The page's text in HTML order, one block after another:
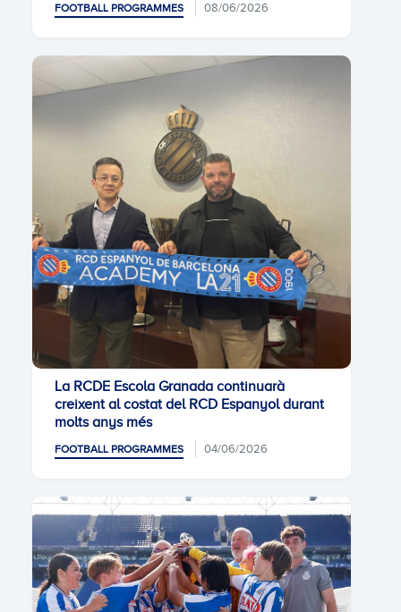
FOOTBALL PROGRAMMES 08/06/2026
La RCDE Escola Granada continuarà
creixent al costat del RCD Espanyol durant
molts anys més
FOOTBALL PROGRAMMES 04/06/2026